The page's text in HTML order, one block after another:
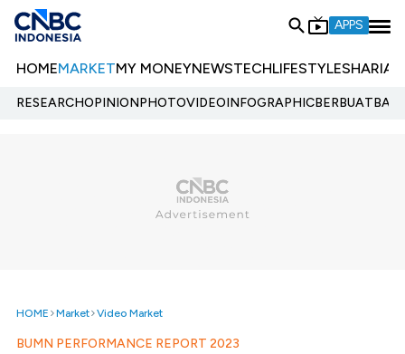
APPS
HOMEMARKETMY MONEYNEWSTECHLIFESTYLESHARIA
RESEARCHOPINIONPHOTOVIDEOINFOGRAPHIC
HOME Market Video Market
BUMN PERFORMANCE REPORT 2023